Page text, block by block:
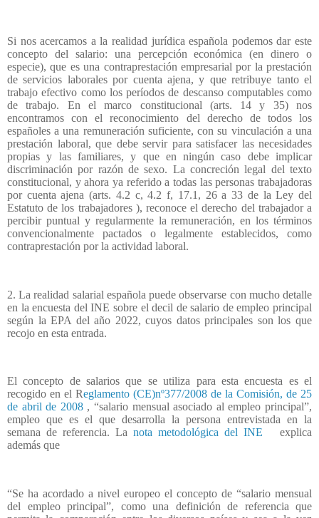
Si nos acercamos a la realidad jurídica española podemos dar este
concepto del salario: una percepción económica (en dinero o
especie), que es una contraprestación empresarial por la prestación
de servicios laborales por cuenta ajena, y que retribuye tanto el
trabajo efectivo como los períodos de descanso computables como
de trabajo. En el marco constitucional (arts. 14 y 35) nos
encontramos con el reconocimiento del derecho de todos los
españoles a una remuneración suficiente, con su vinculación a una
prestación laboral, que debe servir para satisfacer las necesidades
propias y las familiares, y que en ningún caso debe implicar
discriminación por razón de sexo. La concreción legal del texto
constitucional, y ahora ya referido a todas las personas trabajadoras
por cuenta ajena (arts. 4.2 c, 4.2 f, 17.1, 26 a 33 de la Ley del
Estatuto de los trabajadores ), reconoce el derecho del trabajador a
percibir puntual y regularmente la remuneración, en los términos
convencionalmente pactados o legalmente establecidos, como
contraprestación por la actividad laboral.
2. La realidad salarial española puede observarse con mucho detalle
en la encuesta del INE sobre el decil de salario de empleo principal
según la EPA del año 2022, cuyos datos principales son los que
recojo en esta entrada.
El concepto de salarios que se utiliza para esta encuesta es el
recogido en el Reglamento (CE)nº377/2008 de la Comisión, de 25
de abril de 2008 , “salario mensual asociado al empleo principal”,
empleo que es el que desarrolla la persona entrevistada en la
semana de referencia. La nota metodológica del INE
explica
además que
“Se ha acordado a nivel europeo el concepto de “salario mensual
del empleo principal”, como una definición de referencia que